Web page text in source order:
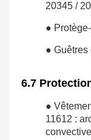
20345 /
●
● Guêtres
6.7
●
11612 :